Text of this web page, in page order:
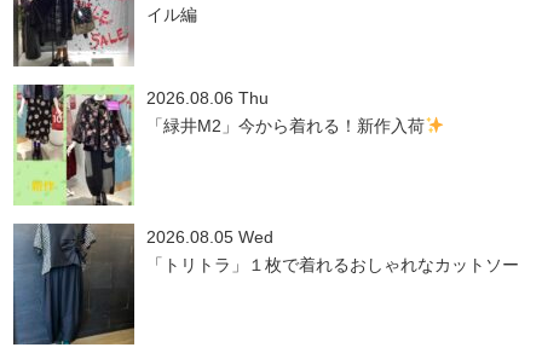
イル編
2026.08.06 Thu
「緑井M2」今から着れる！新作入荷
2026.08.05 Wed
「トリトラ」１枚で着れるおしゃれなカットソー